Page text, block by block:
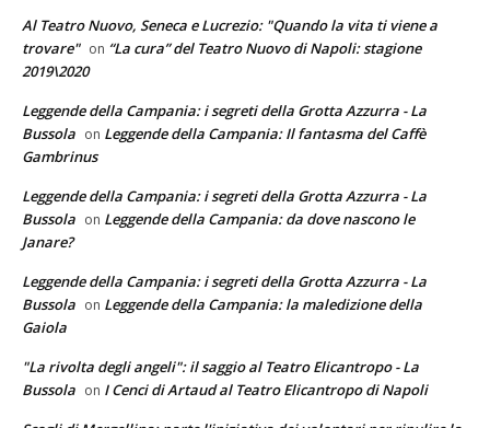
Al Teatro Nuovo, Seneca e Lucrezio: "Quando la vita ti viene a
trovare" on “La cura” del Teatro Nuovo di Napoli: stagione
2019\2020
Leggende della Campania: i segreti della Grotta Azzurra - La
Bussola on Leggende della Campania: Il fantasma del Caffè
Gambrinus
Leggende della Campania: i segreti della Grotta Azzurra - La
Bussola on Leggende della Campania: da dove nascono le
Janare?
Leggende della Campania: i segreti della Grotta Azzurra - La
Bussola on Leggende della Campania: la maledizione della
Gaiola
"La rivolta degli angeli": il saggio al Teatro Elicantropo - La
Bussola on I Cenci di Artaud al Teatro Elicantropo di Napoli